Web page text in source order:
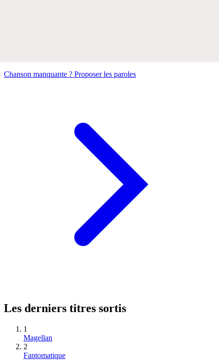
Chanson manquante ? Proposer les paroles
Les derniers titres sortis
1
Magellan
2
Fantomatique